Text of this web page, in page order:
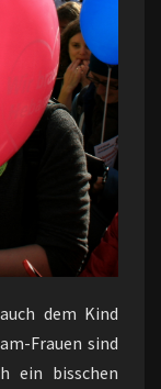
dem Kind
Frauen sind
ein bisschen